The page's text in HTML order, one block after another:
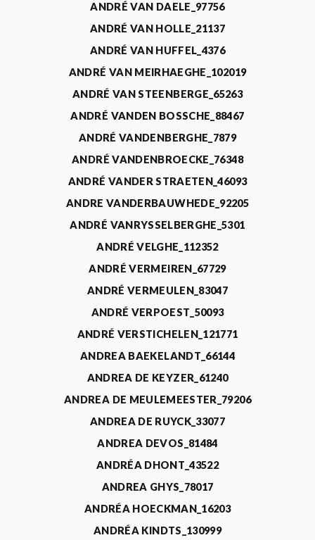
ANDRÉ VAN DAELE_97756
ANDRÉ VAN HOLLE_21137
ANDRÉ VAN HUFFEL_4376
ANDRÉ VAN MEIRHAEGHE_102019
ANDRÉ VAN STEENBERGE_65263
ANDRÉ VANDEN BOSSCHE_88467
ANDRÉ VANDENBERGHE_7879
ANDRÉ VANDENBROECKE_76348
ANDRÉ VANDER STRAETEN_46093
ANDRE VANDERBAUWHEDE_92205
ANDRÉ VANRYSSELBERGHE_5301
ANDRÉ VELGHE_112352
ANDRÉ VERMEIREN_67729
ANDRÉ VERMEULEN_83047
ANDRÉ VERPOEST_50093
ANDRÉ VERSTICHELEN_121771
ANDREA BAEKELANDT_66144
ANDREA DE KEYZER_61240
ANDREA DE MEULEMEESTER_79206
ANDREA DE RUYCK_33077
ANDREA DEVOS_81484
ANDRÉA DHONT_43522
ANDREA GHYS_78017
ANDRÉA HOECKMAN_16203
ANDRÉA KINDTS_130999